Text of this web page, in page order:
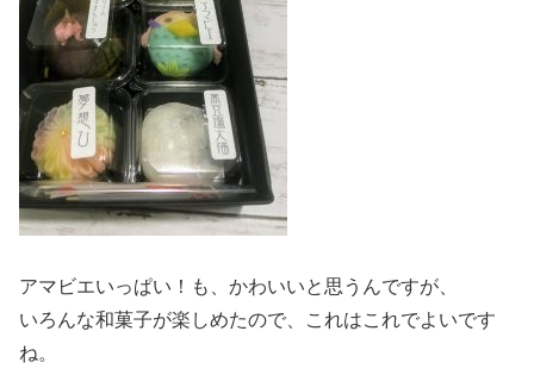
アマビエいっぱい！も、かわいいと思うんですが、
いろんな和菓子が楽しめたので、これはこれでよいです
ね。